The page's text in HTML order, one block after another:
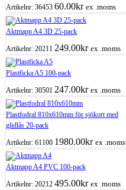
Artikelnr: 36453 60.00kr ex .moms
Aktmapp A4 3D 25-pack
Artikelnr: 20211 249.00kr ex .moms
Plastficka A5 100-pack
Artikelnr: 30501 247.00kr ex .moms
Plastfodral 810x610mm för sjökort med
glidlås 20-pack
Artikelnr: 61100 1980.00kr ex .moms
Aktmapp A4 PVC 100-pack
Artikelnr: 20212 495.00kr ex .moms